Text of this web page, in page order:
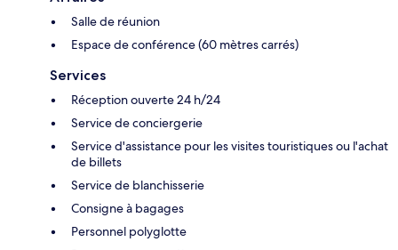
Salle de réunion
Espace de conférence (60 mètres carrés)
Services
Réception ouverte 24 h/24
Service de conciergerie
Service d'assistance pour les visites touristiques ou l'achat
de billets
Service de blanchisserie
Consigne à bagages
Personnel polyglotte